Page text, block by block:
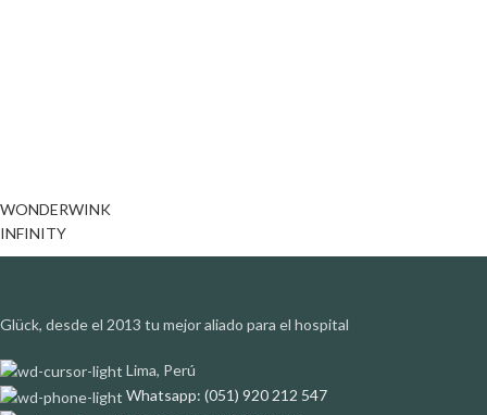
WONDERWINK
INFINITY
Glück, desde el 2013 tu mejor aliado para el hospital
Lima, Perú
Whatsapp: (051) 920 212 547